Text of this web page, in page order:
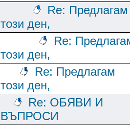
Re: Предлагам
този ден,
Re:
този ден,
Re: Предлагам
този ден,
Re: ОБЯВИ И
ВЪПРОСИ